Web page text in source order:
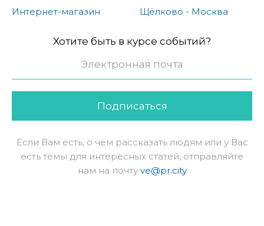
Интернет-магазин
Щёлково - Москва
Хотите быть в курсе событий?
Подписаться
Если Вам есть, о чем рассказать людям или у Вас
есть темы для интересных статей, отправляйте
нам на почту ve@pr.city